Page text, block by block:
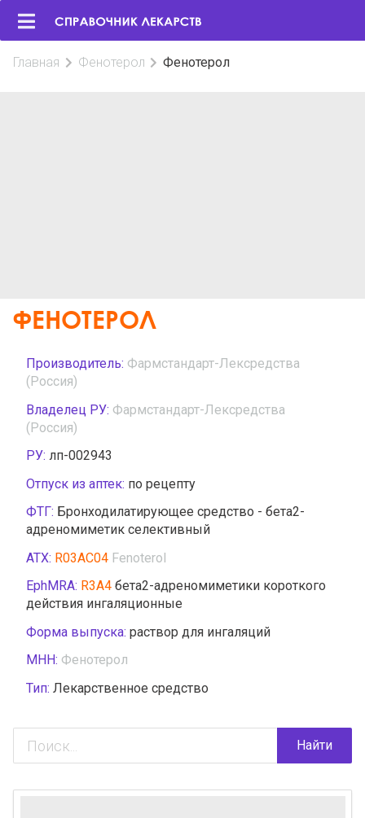
Главная Фенотерол Фенотерол
ФЕНОТЕРОЛ
Производитель: Фармстандарт-Лексредства
(Россия)
Владелец РУ: Фармстандарт-Лексредства
(Россия)
РУ: лп-002943
Отпуск из аптек: по рецепту
ФТГ: Бронходилатирующее средство - бета2-
адреномиметик селективный
АТХ: R03AC04 Fenoterol
EphMRA: R3A4 бета2-адреномиметики короткого
действия ингаляционные
Форма выпуска: раствор для ингаляций
МНН: Фенотерол
Тип: Лекарственное средство
Найти